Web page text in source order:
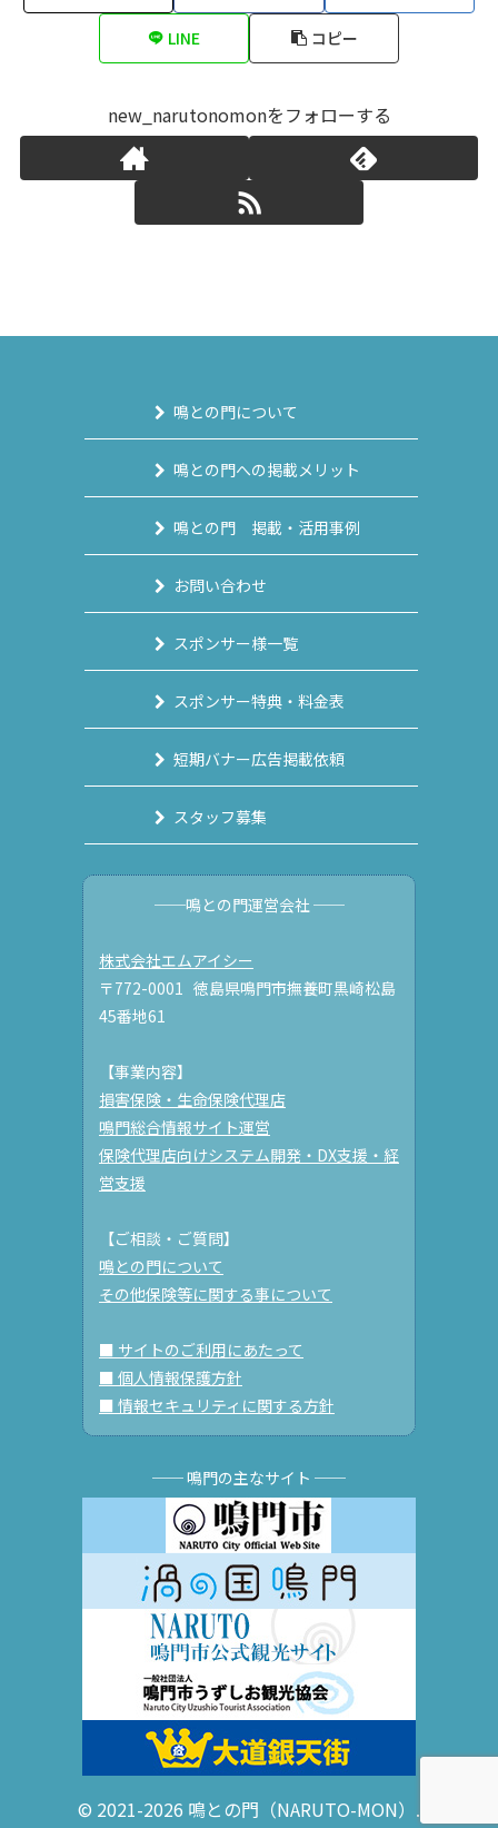
LINE コピー
new_narutonomonをフォローする
鳴との門について
鳴との門への掲載メリット
鳴との門 掲載・活用事例
お問い合わせ
スポンサー様一覧
スポンサー特典・料金表
短期バナー広告掲載依頼
スタッフ募集
──鳴との門運営会社 ──
株式会社エムアイシー
〒772-0001 徳島県鳴門市撫養町黒崎松島
45番地61
【事業内容】
損害保険・生命保険代理店
鳴門総合情報サイト運営
保険代理店向けシステム開発・DX支援・経
営支援
【ご相談・ご質問】
鳴との門について
その他保険等に関する事について
■ サイトのご利用にあたって
■ 個人情報保護方針
■ 情報セキュリティに関する方針
── 鳴門の主なサイト ──
© 2021-2026 鳴との門（NARUTO-MON）.